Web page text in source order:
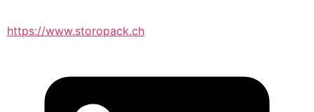
https://www.storopack.ch